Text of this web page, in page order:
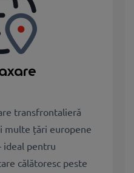
transfrontalieră
multe țări europene
ideal pentru
călătoresc peste